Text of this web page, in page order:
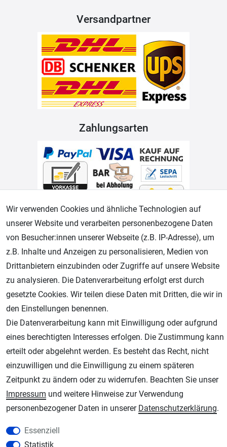
Versandpartner
Zahlungsarten
Geprüfter Shop
AGB Widerrufsrecht Datenschutz Impressum
Unsere weiteren Shops:
Schmincke-City.de
Schmincke Künstlerfarben das Gesamtsortiment
Plotter-City.com
Schneideplotter, Transferpressen, Siebdruck und Plotterfolien
Wir verwenden Cookies und ähnliche Technologien auf
unserer Website und verarbeiten personenbezogene Daten
von Besucher:innen unserer Webseite (z.B. IP-Adresse), um
z.B. Inhalte und Anzeigen zu personalisieren, Medien von
Drittanbietern einzubinden oder Zugriffe auf unsere Website
zu analysieren. Die Datenverarbeitung erfolgt erst durch
gesetzte Cookies. Wir teilen diese Daten mit Dritten, die wir in
den Einstellungen benennen.
Die Datenverarbeitung kann mit Einwilligung oder aufgrund
eines berechtigten Interesses erfolgen. Die Zustimmung kann
erteilt oder abgelehnt werden. Es besteht das Recht, nicht
einzuwilligen und die Einwilligung zu einem späteren
Zeitpunkt zu ändern oder zu widerrufen. Beachten Sie unser
Impressum und weitere Hinweise zur Verwendung
personenbezogener Daten in unserer Daten­schutz­erklärung.
Essenziell
Statistik